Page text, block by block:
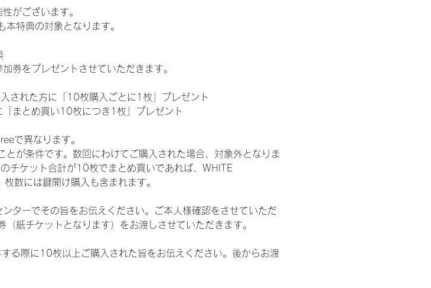
がございます。
特典の対象となります。
券をプレゼントさせていただきます。
された方に「10枚購入ごとに1枚」プレゼント
まとめ買い10枚につき1枚」プレゼント
で異なります。
が条件です。数回にわけてご購入された場合、対象外となりま
チケット合計が10枚でまとめ買いであれば、WHITE
数には鍵開け購入も含まれます。
ターでその旨をお伝えください。ご本人様確認をさせていただ
紙チケットとなります）をお渡しさせていただきます。
る際に10枚以上ご購入された旨をお伝えください。後からお渡